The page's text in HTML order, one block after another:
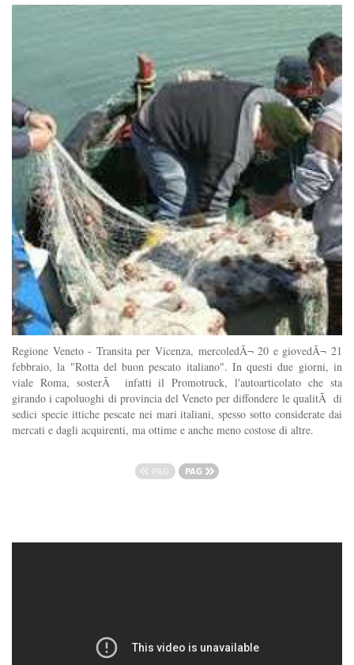
Regione Veneto - Transita per Vicenza, mercoledÃ¬ 20 e giovedÃ¬ 21
febbraio, la "Rotta del buon pescato italiano". In questi due giorni, in
viale Roma, sosterÃ infatti il Promotruck, l'autoarticolato che sta
girando i capoluoghi di provincia del Veneto per diffondere le qualitÃ di
sedici specie ittiche pescate nei mari italiani, spesso sotto considerate dai
mercati e dagli acquirenti, ma ottime e anche meno costose di altre.